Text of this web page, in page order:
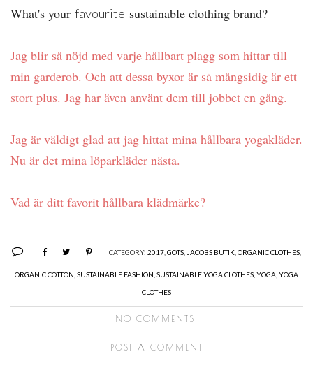
What's your favourite sustainable clothing brand?
Jag blir så nöjd med varje hållbart plagg som hittar till
min garderob. Och att dessa byxor är så mångsidig är ett
stort plus. Jag har även använt dem till jobbet en gång.
Jag är väldigt glad att jag hittat mina hållbara yogakläder.
Nu är det mina löparkläder nästa.
Vad är ditt favorit hållbara klädmärke?
CATEGORY: 2017 GOTS JACOBS BUTIK ORGANIC CLOTHES
ORGANIC COTTON SUSTAINABLE FASHION SUSTAINABLE YOGA CLOTHES YOGA YOGA
CLOTHES
NO COMMENTS:
POST A COMMENT